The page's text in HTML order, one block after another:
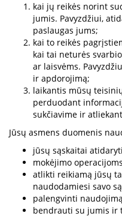
kai jų reikės norint
jumis. Pavyzdžiui,
paslaugas jums;
kai to reikės
kai tai neturės
ar laisvėms.
ir apdorojimą;
laikantis mūsų
perduodant
sukčiavime ir
Jūsų asmens duomenis
jūsų sąskaitai
mokėjimo
atlikti reikiamą jūsų
naudodamiesi savo
palengvinti
bendrauti su jumis ir